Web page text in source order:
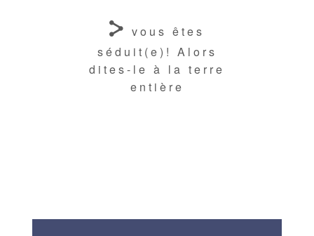
vous êtes
séduit(e)! Alors
dites-le à la terre
entière